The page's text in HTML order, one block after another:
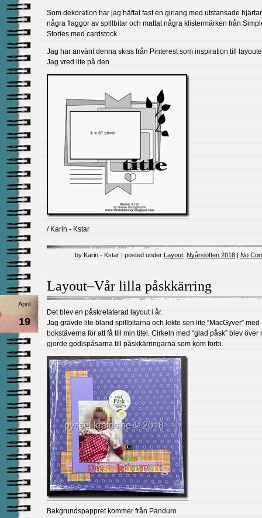
Som dekoration har jag häftat fast en girlang med utstansade
några flaggor av spillbitar och mattat några klistermärken från
Stories med cardstock.
Jag har använt denna skiss från Pinterest som inspiration till
Jag vred lite på den.
/ Karin - Kstar
by Karin - Kstar | posted under Layout Nyårslöften 2018 | No
Layout–Vår lilla påskkärring
April
19
Det blev en påskrelaterad layout i år.
Jag grävde lite bland spillbitarna och lekte sen lite “MacGyver” med
bokstäverna för att få till min titel. Cirkeln med “glad påsk” blev över
gjorde godispåsarna till påskkärringarna som kom förbi.
Bakgrundspappret kommer från Panduro